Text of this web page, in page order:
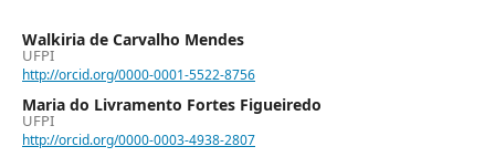
Walkiria de Carvalho Mendes
UFPI
http://orcid.org/0000-0001-5522-8756
Maria do Livramento Fortes Figueiredo
UFPI
http://orcid.org/0000-0003-4938-2807